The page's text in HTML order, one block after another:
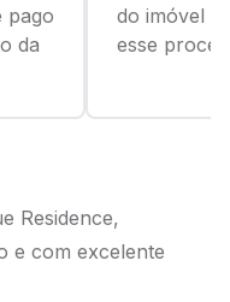
pago
da
do imóvel
esse
Residence,
e com excelente